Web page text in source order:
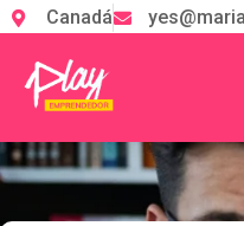
Canadá